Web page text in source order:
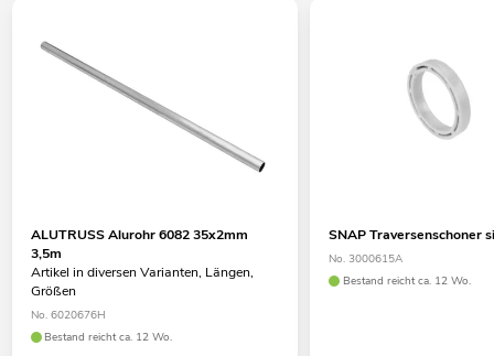
ALUTRUSS Alurohr 6082 35x2mm
3,5m
Artikel in diversen Varianten, Längen,
Größen
No. 6020676H
Bestand reicht ca. 12 Wo.
SNAP Traversenschoner
No. 3000615A
Bestand reicht ca. 12 Wo.